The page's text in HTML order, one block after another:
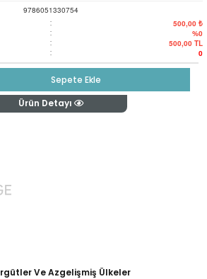
9786051330754
: 500,00 ₺
: %0
: 500,00 TL
: 0
Sepete Ekle
Ürün Detayı
Ve Azgelişmiş Ülkeler